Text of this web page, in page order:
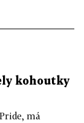
kohoutky
má